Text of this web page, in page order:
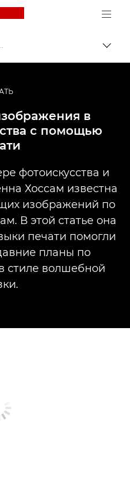
Canon Logo, back to
Профессиональная фото- и видеосъемка
Путешествие в мир печати с Canon imagePROGRAF PRO-1000
в
с помощью
фотоискусства и
Хоссам известна
изображений по
В этой статье она
печати помогли
планы по
стиле волшебной